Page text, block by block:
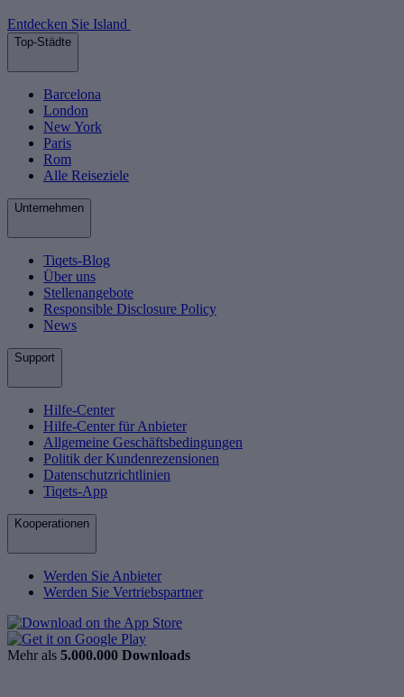
Entdecken Sie Island
Top-Städte
Barcelona
London
New York
Paris
Rom
Alle Reiseziele
Unternehmen
Tiqets-Blog
Über uns
Stellenangebote
Responsible Disclosure Policy
News
Support
Hilfe-Center
Hilfe-Center für Anbieter
Allgemeine Geschäftsbedingungen
Politik der Kundenrezensionen
Datenschutzrichtlinien
Tiqets-App
Kooperationen
Werden Sie Anbieter
Werden Sie Vertriebspartner
Mehr als 5.000.000 Downloads